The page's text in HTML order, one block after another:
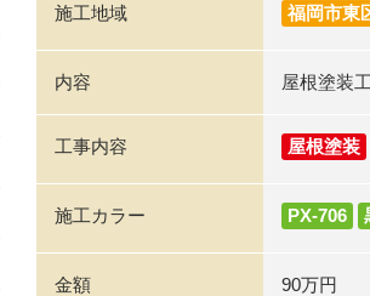
施工地域 福岡市東
内容 屋根塗装
工事内容 屋根塗装
施工カラー PX-706
金額 90万円